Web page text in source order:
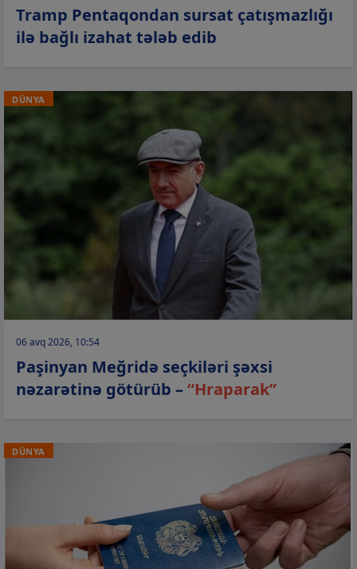
Tramp Pentaqondan sursat çatışmazlığı
ilə bağlı izahat tələb edib
DÜNYA
06 avq 2026, 10:54
Paşinyan Meğridə seçkiləri şəxsi
nəzarətinə götürüb –“Hraparak”
DÜNYA